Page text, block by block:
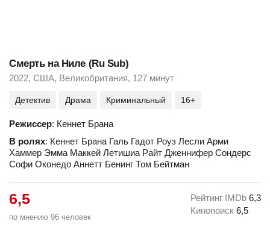
Смерть на Ниле (Ru Sub)
2022, США, Великобритания, 127 минут
Детектив Драма Криминальный 16+
Режиссер: Кеннет Брана
В ролях: Кеннет Брана Галь Гадот Роуз Лесли Арми
Хаммер Эмма Маккей Летишиа Райт Дженнифер Сондерс
Софи Оконедо Аннетт Бенинг Том Бейтман
6,5
по мнению 96 человек
Рейтинг IMDb 6,3
Кинопоиск 6,5